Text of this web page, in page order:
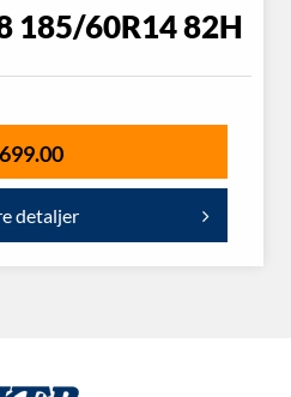
185/60R14 82H
699.00
detaljer